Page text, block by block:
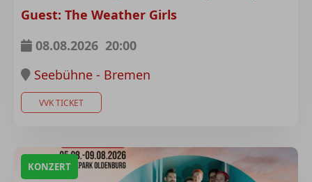
Guest: The Weather Girls
08.08.2026 20:00
Seebühne - Bremen
VVK TICKET
KONZERT